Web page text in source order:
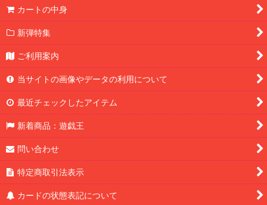
カートの中身
新弾特集
ご利用案内
当サイトの画像やデータの利用について
最近チェックしたアイテム
新着商品：遊戯王
問い合わせ
特定商取引法表示
カードの状態表記について